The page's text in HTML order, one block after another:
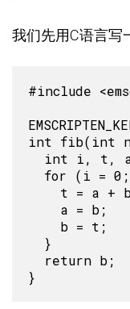
我们先用C语言写
#include
int fib(int
int i, t,
for (i =
t = a +
    a = b;
    b = t;
  }
  return b;